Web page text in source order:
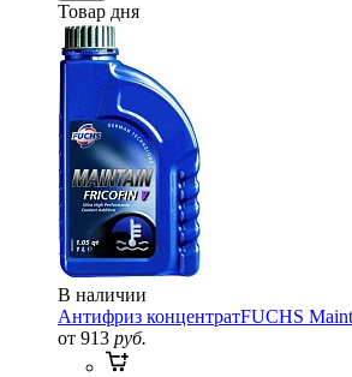
Товар дня
В наличии
Антифриз концентратFUCHS
от 913 руб.